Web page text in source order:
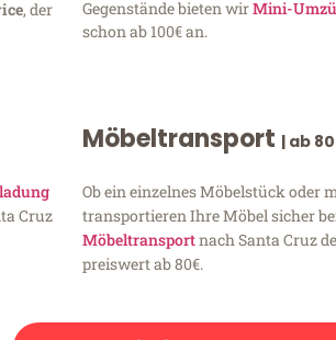
, der
Gegenstände bieten wirMini-
schon ab 100€ an.
Cruz
Möbeltransport | ab
Ob ein einzelnes Möbelstück oder
transportieren Ihre Möbel sicher
Möbeltransportnach Santa Cruz
preiswert ab 80€.